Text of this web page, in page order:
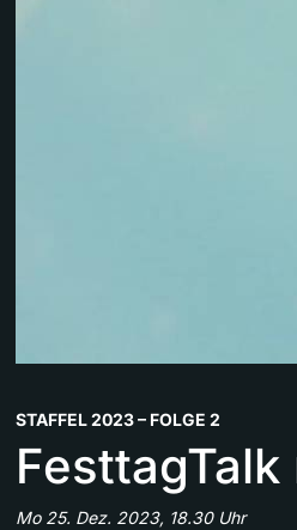
STAFFEL 2023 – FOLGE 2
Mo 25. Dez. 2023, 18.30 Uhr